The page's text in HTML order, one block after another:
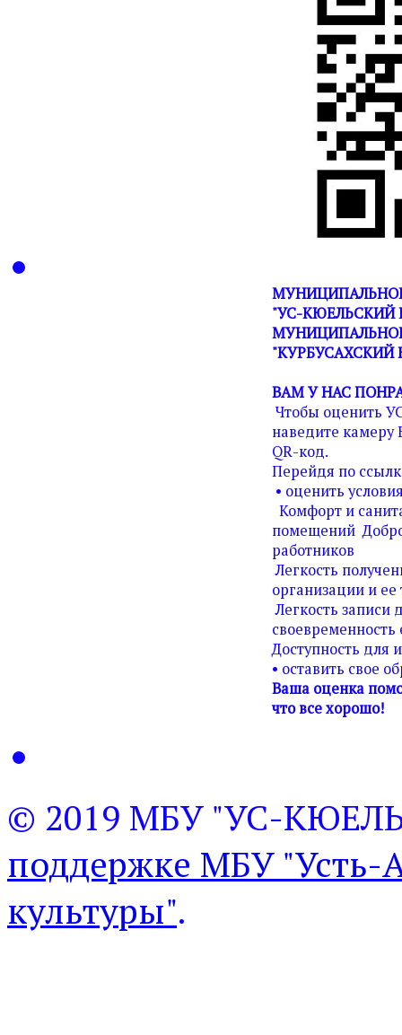
"УС-КЮЕЛЬСКИЙ
"КУРБУСАХСКИЙ
ВАМ У НАС
Чтобы оценить
наведите камеру
QR-код.
Перейдя по
• оценить
Комфорт и
помещений
работников
Легкость
организации и ее
Легкость записи
своевременность
Доступность для
• оставить свое
Ваша оценка
что все хорошо!
© 2019 МБУ "УС-
поддержке МБУ "Усть-
культуры".